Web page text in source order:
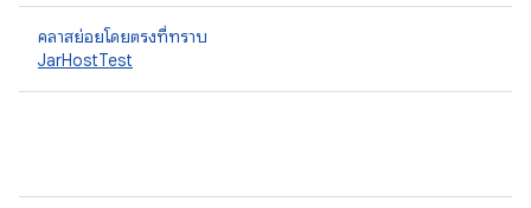
คลาสย่อยโดยตรงที่ทราบ
JarHostTest